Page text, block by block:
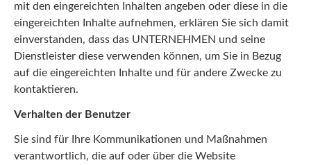
mit den eingereichten Inhalten angeben oder diese in die
eingereichten Inhalte aufnehmen, erklären Sie sich damit
einverstanden, dass das UNTERNEHMEN und seine
Dienstleister diese verwenden können, um Sie in Bezug
auf die eingereichten Inhalte und für andere Zwecke zu
kontaktieren.
Verhalten der Benutzer
Sie sind für Ihre Kommunikationen und Maßnahmen
verantwortlich, die auf oder über die Website